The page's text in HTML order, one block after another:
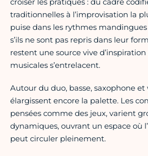
croiser les pratiques : du cadre
traditionnelles à l’improvisation la
puise dans les rythmes
s’ils ne sont pas repris dans leur
restent une source vive d’inspiration
musicales s’entrelacent.
Autour du duo, basse, saxophone
élargissent encore la palette. Les
pensées comme des jeux, varient
dynamiques, ouvrant un espace où
peut circuler pleinement.